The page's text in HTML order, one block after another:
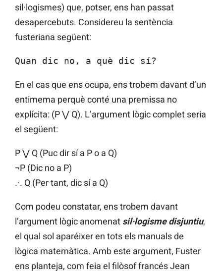
sil·logismes) que, potser, ens han passat
desapercebuts. Considereu la sentència
fusteriana següent:
Quan dic no, a què dic sí?
En el cas que ens ocupa, ens trobem davant d’un
entimema perquè conté una premissa no
explícita: (P ⋁ Q). L’argument lògic complet seria
el següent:
P ⋁ Q (Puc dir sí a P o a Q)
¬P (Dic no a P)
.·. Q (Per tant, dic sí a Q)
Com podeu constatar, ens trobem davant
l’argument lògic anomenat sil·logisme disjuntiu,
el qual sol aparéixer en tots els manuals de
lògica matemàtica. Amb este argument, Fuster
ens planteja, com feia el filòsof francés Jean